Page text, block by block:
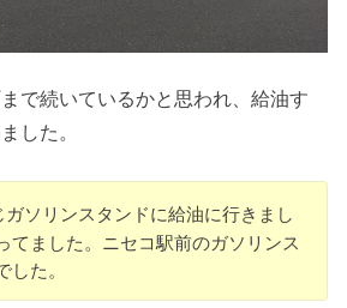
で続いているかと思われ、給油す
した。
ガソリンスタンドに給油に行きまし
てました。ニセコ駅前のガソリンス
した。